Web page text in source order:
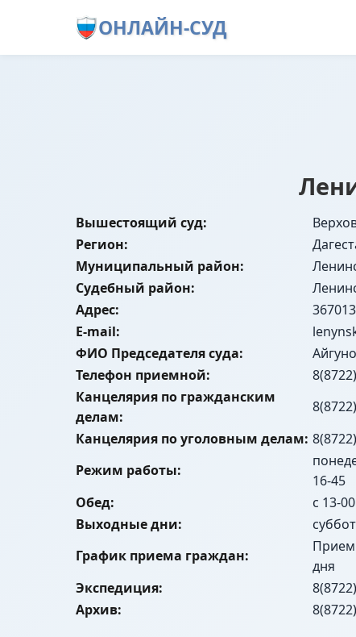
ОНЛАЙН-СУД
Вышестоящий суд:
Регион:
Муниципальный район:
Судебный район:
Адрес:
E-mail:
ФИО Председателя суда:
Телефон приемной:
Канцелярия по гражданским
делам:
Канцелярия по уголовным делам:
Режим работы:
16-45
Обед:
с 13-
Выходные дни:
График приема граждан:
Прием
дня
Экспедиция:
Архив: